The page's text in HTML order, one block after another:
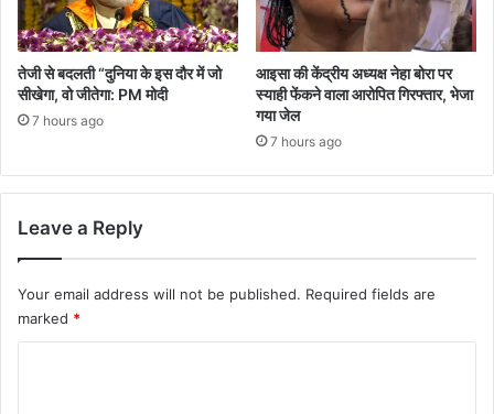
तेजी से बदलती “दुनिया के इस दौर में जो
सीखेगा, वो जीतेगा: PM मोदी
7 hours ago
आइसा की केंद्रीय अध्यक्ष नेहा बोरा पर
स्याही फेंकने वाला आरोपित गिरफ्तार, भेजा
गया जेल
7 hours ago
Leave a Reply
Your email address will not be published. Required fields are
marked *